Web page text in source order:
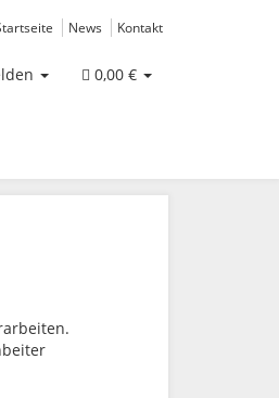
News Kontakt
0,00 €